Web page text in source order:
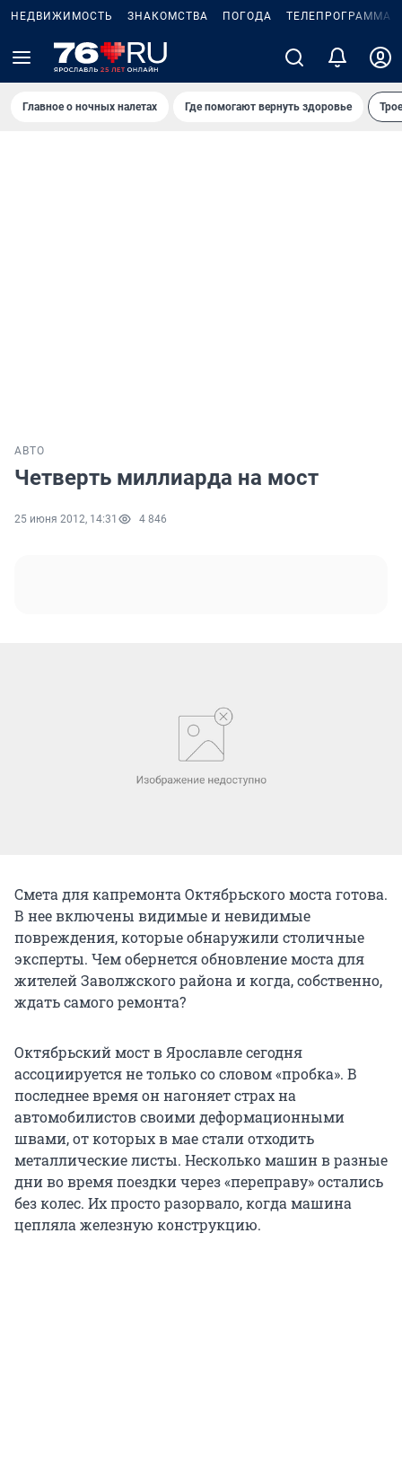
НЕДВИЖИМОСТЬ ЗНАКОМСТВА ПОГОДА ТЕЛЕПРОГРАММА
Главное о ночных налетах Где помогают вернуть здоровье
АВТО
Четверть миллиарда на мост
25 июня 2012, 14:31 4 846
Смета для капремонта Октябрьского моста готова.
В нее включены видимые и невидимые
повреждения, которые обнаружили столичные
эксперты. Чем обернется обновление моста для
жителей Заволжского района и когда, собственно,
ждать самого ремонта?
Октябрьский мост в Ярославле сегодня
ассоциируется не только со словом «пробка». В
последнее время он нагоняет страх на
автомобилистов своими деформационными
швами, от которых в мае стали отходить
металлические листы. Несколько машин в разные
дни во время поездки через «переправу» остались
без колес. Их просто разорвало, когда машина
цепляла железную конструкцию.